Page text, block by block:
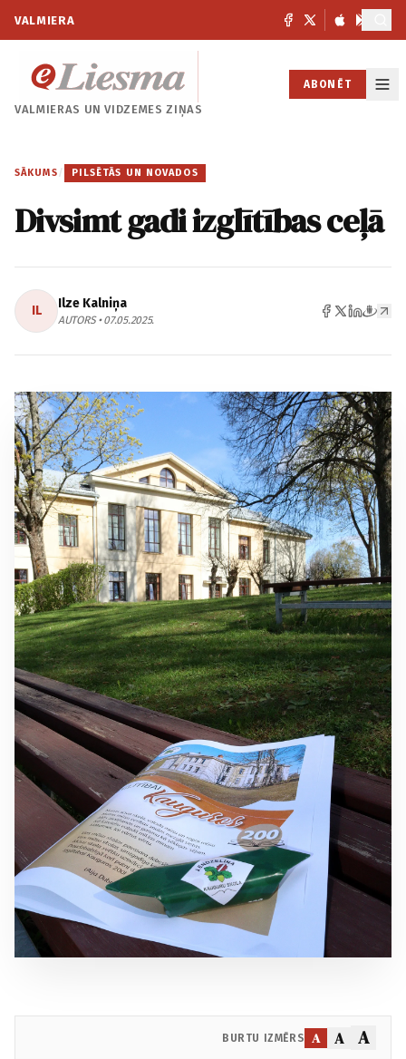
VALMIERA
VALMIERAS UNVIDZEMES ZIŅAS
ABONĒT
SĀKUMS / PILSĒTĀS UN NOVADOS
Divsimt gadi izglītības ceļā
IL Ilze Kalniņa
AUTORS • 07.05.2025.
BURTU IZMĒRS A A A